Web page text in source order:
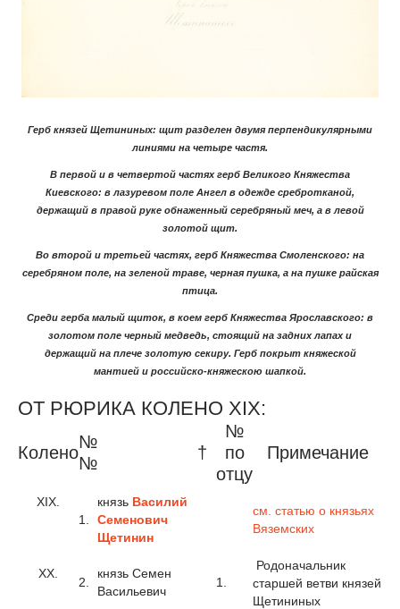
Герб князей Щетининых: щит разделен двумя перпендикулярными
линиями на четыре частя.
В первой и в четвертой частях герб Великого Княжества
Киевского: в лазуревом поле Ангел в одежде сребротканой,
держащий в правой руке обнаженный серебряный меч, а в левой
золотой щит.
Во второй и третьей частях, герб Княжества Смоленского: на
серебряном поле, на зеленой траве, черная пушка, а на пушке райская
птица.
Среди герба малый щиток, в коем герб Княжества Ярославского: в
золотом поле черный медведь, стоящий на задних лапах и
держащий на плече золотую секиру. Герб покрыт княжеской
мантией и российско-княжескою шапкой.
ОТ РЮРИКА КОЛЕНО XIX:
Колено
№
№
†
№
по
отцу
Примечание
XIX.
1.
князь Василий
Семенович
Щетинин
см. статью о князьях
Вяземских
XX.
2.
князь Семен
Васильевич
1.
Родоначальник
старшей ветви князей
Щетининых